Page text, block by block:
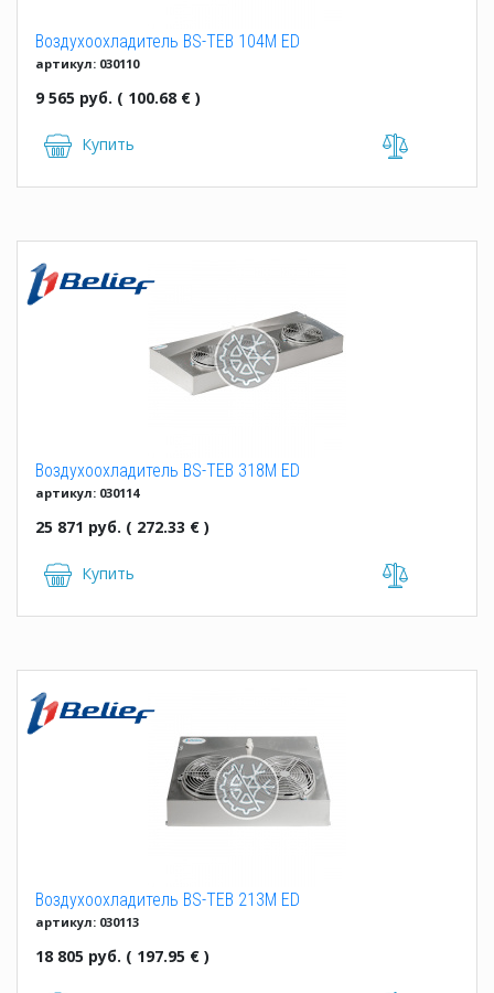
Воздухоохладитель BS-TEB 104M ED
артикул: 030110
9 565 руб. ( 100.68 € )
Купить
Воздухоохладитель BS-TEB 318M ED
артикул: 030114
25 871 руб. ( 272.33 € )
Купить
Воздухоохладитель BS-TEB 213M ED
артикул: 030113
18 805 руб. ( 197.95 € )